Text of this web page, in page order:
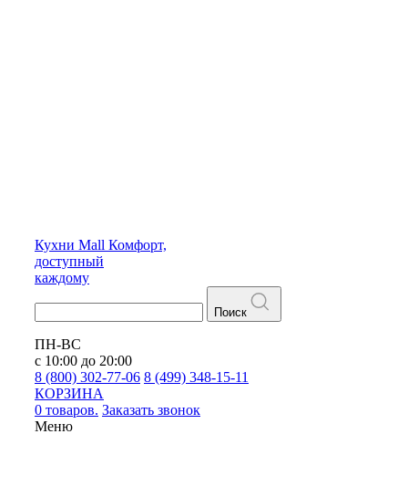
Кухни Mall Комфорт,
доступный
каждому
Поиск
ПН-ВС
с 10:00 до 20:00
8 (800) 302-77-06 8 (499) 348-15-11
КОРЗИНА
0 товаров. Заказать звонок
Меню